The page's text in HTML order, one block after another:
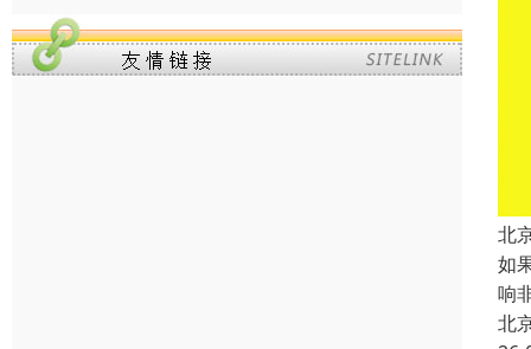
北
如
响
北